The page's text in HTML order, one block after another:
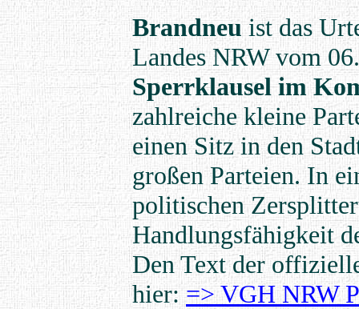
Brandneuist das
Landes NRW vom
Sperrklausel im
zahlreiche kleine
einen Sitz in den
großen Parteien. In
politischen
Handlungsfähigkeit
Den Text der
hier:=> VGH NRW